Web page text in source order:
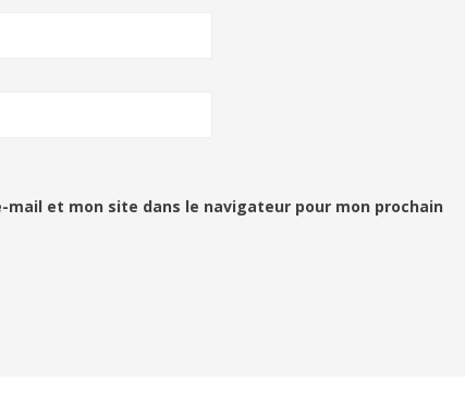
mail et mon site dans le navigateur pour mon prochain